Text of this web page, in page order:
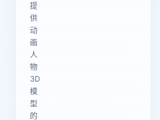
提
供
动
画
人
物
3D
模
型
的